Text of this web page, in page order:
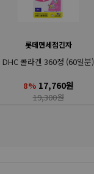
롯데면세점긴자
DHC 콜라겐 360정 (60일분)
8% 17,760원
19,300원